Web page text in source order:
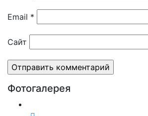
Email *
Сайт
Фотогалерея